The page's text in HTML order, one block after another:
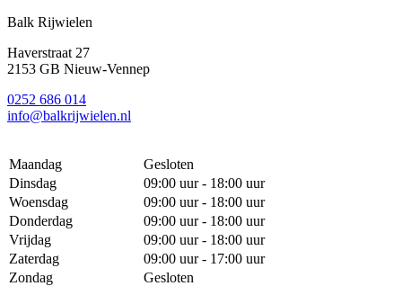
Balk Rijwielen
Haverstraat 27
2153 GB Nieuw-Vennep
0252 686 014
info@balkrijwielen.nl
Maandag
Gesloten
Dinsdag
09:00 uur - 18:00 uur
Woensdag
09:00 uur - 18:00 uur
Donderdag
09:00 uur - 18:00 uur
Vrijdag
09:00 uur - 18:00 uur
Zaterdag
09:00 uur - 17:00 uur
Zondag
Gesloten